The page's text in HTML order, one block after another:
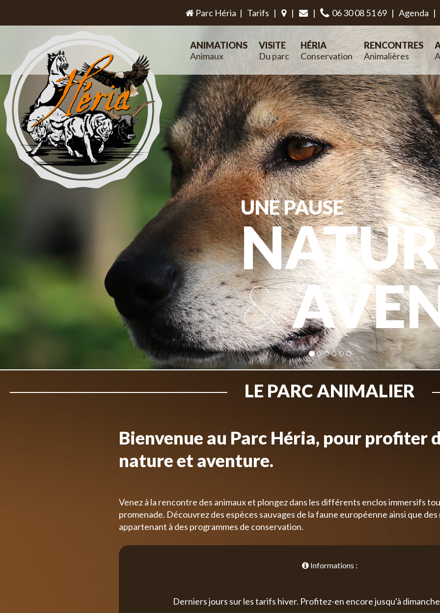
Parc Héria | Tarifs | | | 06 30 08 51 69 | Agenda |
UNE PAUSE
&
ANIMATIONS
Animaux
VISITE
Du parc
HÉRIA
Conservation
RENCONTRES
Animalières
LE PARC ANIMALIER
Bienvenue au Parc Héria, pour profiter
nature et aventure.
Venez à la rencontre des animaux et plongez dans les différents enclos immersifs
promenade. Découvrez des espèces sauvages de la faune européenne ainsi que
appartenant à des programmes de conservation.
Informations :
Derniers jours sur les tarifs hiver. Profitez-en encore jusqu'à